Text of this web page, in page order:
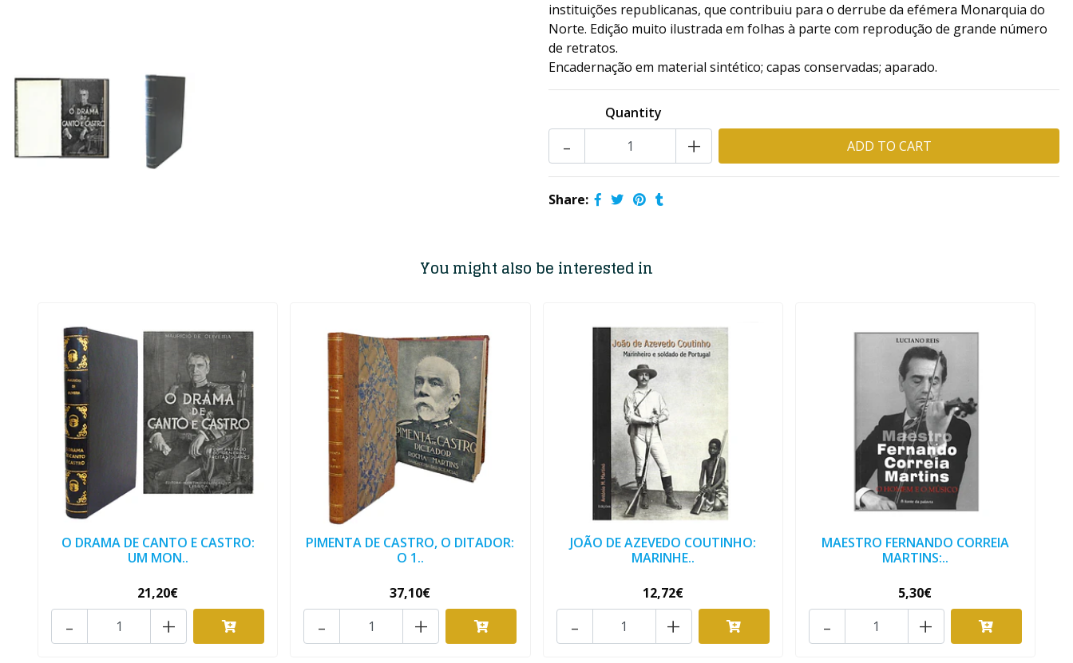
instituições republicanas, que contribuiu para o derrube da efémera Monarquia do
Norte. Edição muito ilustrada em folhas à parte com reprodução de grande número
de retratos.
Encadernação em material sintético; capas conservadas; aparado.
Quantity
+
-
Share:
You might also be interested in
O DRAMA DE CANTO E CASTRO:
UM MON..
21,20€
+
-
PIMENTA DE CASTRO, O DITADOR:
O 1..
37,10€
+
-
JOÃO DE AZEVEDO COUTINHO:
MARINHE..
12,72€
+
-
MAESTRO FERNANDO CORREIA
MARTINS:..
5,30€
+
-